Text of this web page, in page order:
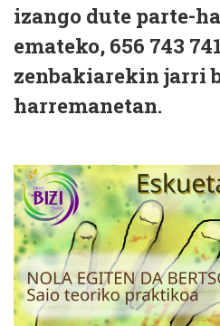
izango dute parte-
emateko, 656 743
zenbakiarekin jarri
harremanetan.